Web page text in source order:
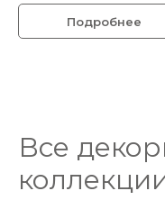
Подробнее
Все